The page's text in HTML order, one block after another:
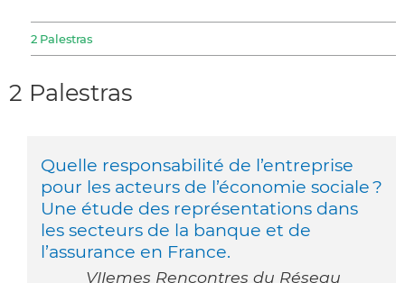
2 Palestras
2 Palestras
Quelle responsabilité de l’entreprise
pour les acteurs de l’économie sociale ?
Une étude des représentations dans
les secteurs de la banque et de
l’assurance en France.
VIIemes Rencontres du Réseau